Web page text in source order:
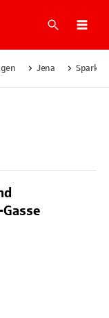
Suche
Jena